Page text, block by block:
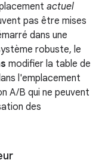
actuel
pas être mises
dans une
robuste, le
modifier la table de
l'emplacement
A/B qui ne peuvent
des